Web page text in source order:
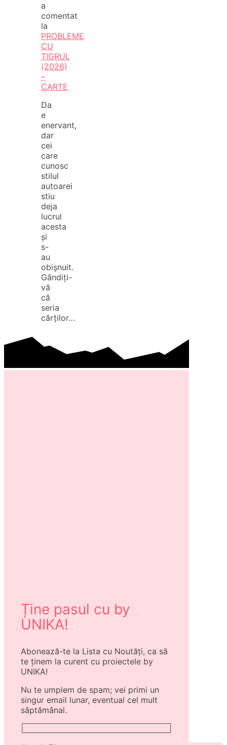
a
comentat
la
PROBLEME
CU
TIGRUL
(2026)
–
CARTE
Da
e
enervant,
dar
cei
care
cunosc
stilul
autoarei
stiu
deja
lucrul
acesta
și
s-
au
obișnuit.
Gândiți-
vă
că
seria
cărților…
Ține pasul cu by
UNIKA!
Abonează-te la Lista cu Noutăți, ca să
te ținem la curent cu proiectele by
UNIKA!
Nu te umplem de spam; vei primi un
singur email lunar, eventual cel mult
săptămânal.